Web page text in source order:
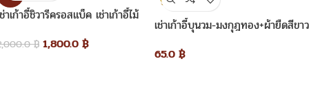
าเก้าอี้ชิวารีครอสแบ็ค เช่าเก้าอี้ไม้
฿ 1,800.0 ฿
เช่าเก้าอี้บุนวม-มงกุฎทอง+ผ้ายืดสีขาว
65.0 ฿